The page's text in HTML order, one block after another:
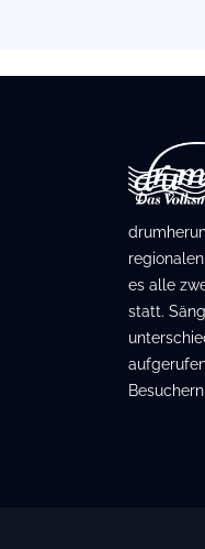
es alle
statt.